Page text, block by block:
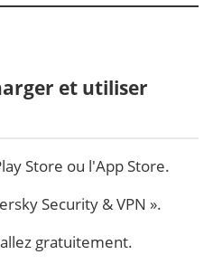
et utiliser
Store ou l'App Store.
Security & VPN ».
gratuitement.